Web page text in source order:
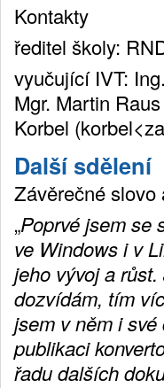
Kontakty
ředitel školy:
vyučující IVT:
Mgr. Martin
Korbel
Další sdělení
Závěrečné slovo
„Poprvé jsem se
ve Windows i v
jeho vývoj a
dozvídám, tím
jsem v něm i
publikaci
řadu dalších